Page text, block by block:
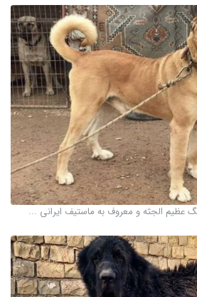
عظیم الجثه و معروف به ماستیف ایرانی ...